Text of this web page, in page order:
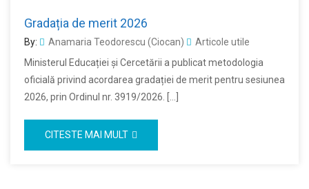
Gradația de merit 2026
By: Anamaria Teodorescu (Ciocan)
Articole utile
Ministerul Educației și Cercetării a publicat metodologia
oficială privind acordarea gradației de merit pentru sesiunea
2026, prin Ordinul nr. 3919/2026. […]
CITESTE MAI MULT